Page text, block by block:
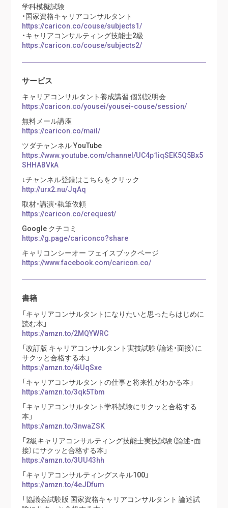
学科模擬試験
・国家資格キャリアコンサルタント
https://caricon.co/couse/subjects1/
・キャリアコンサルティング技能士2級
https://caricon.co/couse/subjects2/
サービス
キャリアコンサルタント養成講習 個別説明会
https://caricon.co/yousei/yousei-couse/session/
無料メール講座
https://caricon.co/mail/
ツダチャンネル YouTube
https://www.youtube.com/channel/UC4p1iqSEK5Q5Bx5
SHHABVkA
↓チャンネル登録はこちらをクリック
http://urx2.nu/JqAq
取材・講演・執筆依頼
https://caricon.co/crequest/
Google クチコミ
https://g.page/cariconco?share
キャリコンシーオー フェイスブックページ
https://www.facebook.com/caricon.co/
書籍
「キャリアコンサルタントになりたいと思ったらはじめに
読む本」
https://amzn.to/2MQYWRC
「改訂版 キャリアコンサルタント実技試験（論述・面接）に
サクッと合格する本」
https://amzn.to/4iUqSxe
「キャリアコンサルタントの仕事と将来性がわかる本」
https://amzn.to/3qk5Tbm
「キャリアコンサルタント学科試験にサクッと合格する
本」
https://amzn.to/3nwaZSK
「2級キャリアコンサルティング技能士実技試験（論述・面
接）にサクッと合格する本」
https://amzn.to/3UU43hh
「キャリアコンサルティングスキル100」
https://amzn.to/4eJDfum
「協議会試験版 国家資格キャリアコンサルタント 論述試